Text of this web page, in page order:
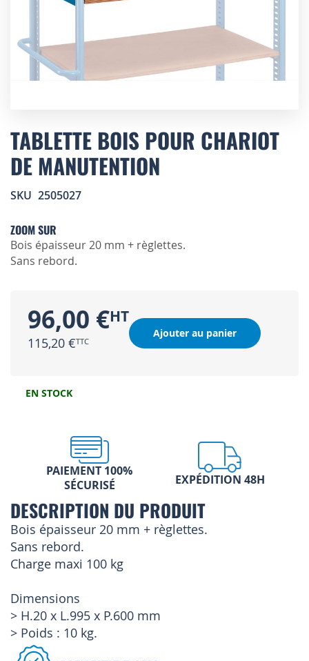
to
the
beginning
of
images
TABLETTE BOIS POUR CHARIOT
DE MANUTENTION
SKU 2505027
ZOOM SUR
Bois épaisseur 20 mm + règlettes.
Sans rebord.
96,00 €
115,20 €
Ajouter au panier
EN STOCK
PAIEMENT 100%
SÉCURISÉ
EXPÉDITION 48H
DESCRIPTION DU PRODUIT
Bois épaisseur 20 mm + règlettes.
Sans rebord.
Charge maxi 100 kg
Dimensions
> H.20 x L.995 x P.600 mm
> Poids : 10 kg.